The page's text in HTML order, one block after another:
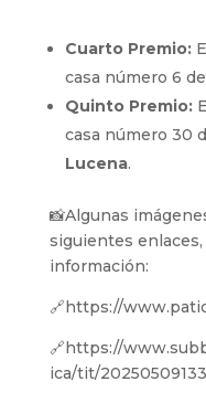
Cuarto Premio:
casa número 6
Quinto Premio:
casa número 30
Lucena.
📸Algunas
siguientes
información:
🔗https://
🔗https://
ica/tit/